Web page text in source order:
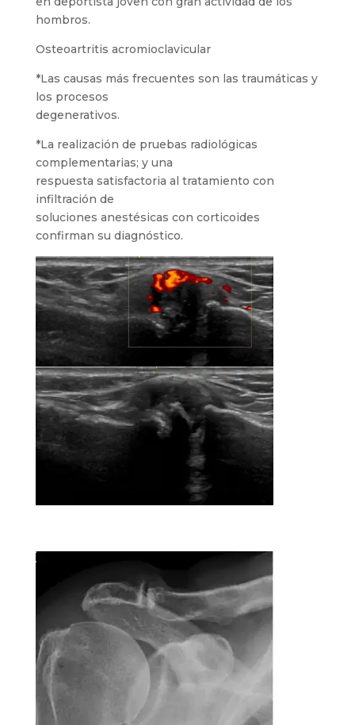
hombros.
Osteoartritis acromioclavicular
*Las causas más frecuentes son las traumáticas y
los procesos
degenerativos.
*La realización de pruebas radiológicas
complementarias; y una
respuesta satisfactoria al tratamiento con
infiltración de
soluciones anestésicas con corticoides
confirman su diagnóstico.